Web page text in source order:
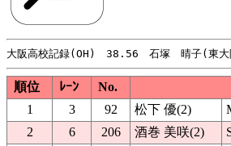
順位 ﾚｰﾝ No.
1
3 92 松下 優(2)
2
6 206 酒巻 美咲(2)